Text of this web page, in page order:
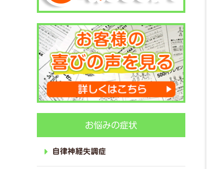
お悩みの症状
自律神経失調症